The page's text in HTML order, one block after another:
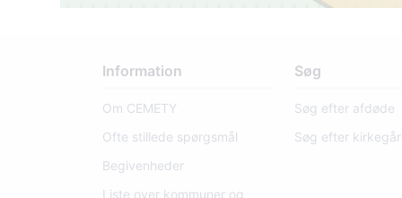
Information
Om CEMETY
Ofte stillede spørgsmål
Begivenheder
Liste over kommuner og
Søg
Søg efter afdøde
Søg efter